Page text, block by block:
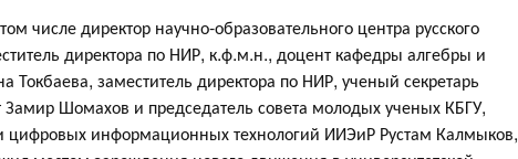
числе директор научно-образовательного центра русского
директора по НИР, к.ф.м.н., доцент кафедры алгебры и
заместитель директора по НИР, ученый секретарь
Шомахов и председатель совета молодых ученых КБГУ,
цифровых информационных технологий ИИЭиР Рустам Калмыков,